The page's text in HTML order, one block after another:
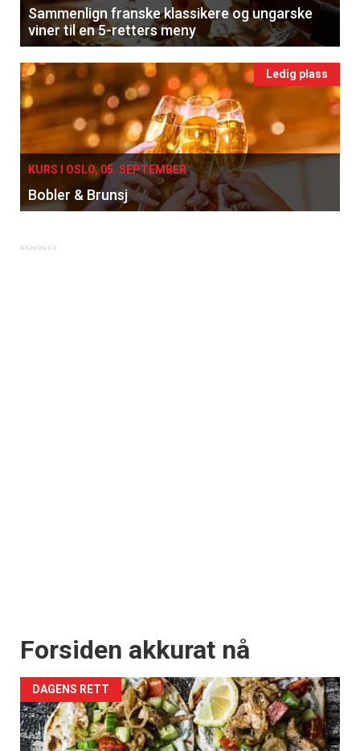
×
Få ukentlige nyhetsbrev fra
Apéritif
Vi tilbyr flere ukentlige nyhetsbrev. Du
Sammenlign franske klassikere og ungarske
viner til en 5-retters meny
Ledig plass
KURS I OSLO, 05. SEPTEMBER
Bobler & Brunsj
Forsiden akkurat nå
DAGENS RETT